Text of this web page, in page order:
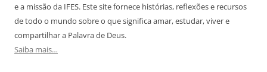
e a missão da IFES. Este site fornece histórias, reflexões e recursos
de todo o mundo sobre o que significa amar, estudar, viver e
compartilhar a Palavra de Deus.
Saiba mais…